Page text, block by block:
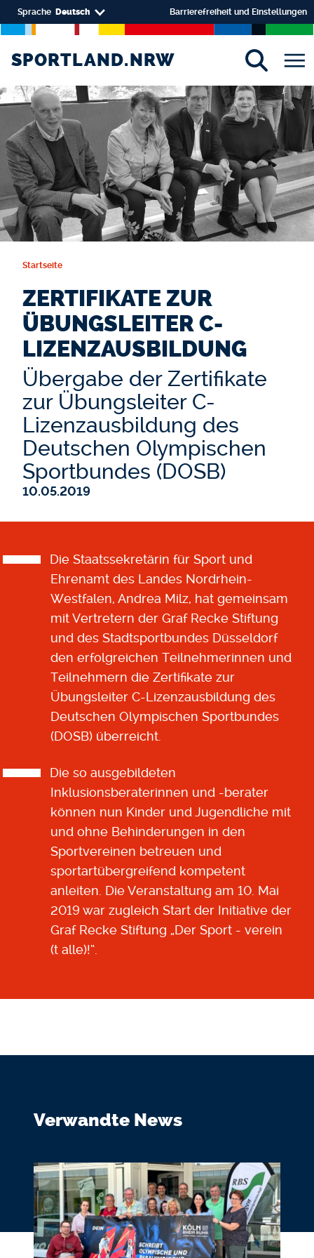
Direkt zum Inhalt
Select your language
Sprache Deutsch Barrierefreiheit und Einstellungen
SPORTLAND.NRW
SPORTLAND.NRW
Startseite
ZERTIFIKATE ZUR
ÜBUNGSLEITER C-
LIZENZAUSBILDUNG
Übergabe der Zertifikate
zur Übungsleiter C-
Lizenzausbildung des
Deutschen Olympischen
Sportbundes (DOSB)
10.05.2019
Die Staatssekretärin für Sport und
Ehrenamt des Landes Nordrhein-
Westfalen, Andrea Milz, hat gemeinsam
mit Vertretern der Graf Recke Stiftung
und des Stadtsportbundes Düsseldorf
den erfolgreichen Teilnehmerinnen und
Teilnehmern die Zertifikate zur
Übungsleiter C-Lizenzausbildung des
Deutschen Olympischen Sportbundes
(DOSB) überreicht.
Die so ausgebildeten
Inklusionsberaterinnen und -berater
können nun Kinder und Jugendliche mit
und ohne Behinderungen in den
Sportvereinen betreuen und
sportartübergreifend kompetent
anleiten. Die Veranstaltung am 10. Mai
2019 war zugleich Start der Initiative der
Graf Recke Stiftung „Der Sport - verein
(t alle)!“.
Verwandte News
Bildmedium
Bild